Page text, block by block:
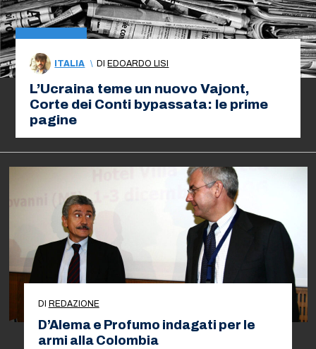
ITALIA \ DI EDOARDO LISI
L’Ucraina teme un nuovo Vajont,
Corte dei Conti bypassata: le prime
pagine
DI REDAZIONE
D’Alema e Profumo indagati per le
armi alla Colombia